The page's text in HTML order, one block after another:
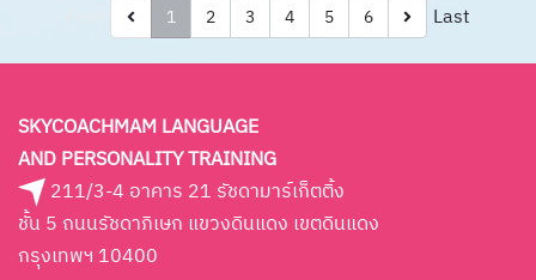
1 2 3 4 5 6 Last
SKYCOACHMAM LANGUAGE
AND PERSONALITY TRAINING
211/3-4 อาคาร 21 รัชดามาร์เก็ตติ้ง
ชั้น 5 ถนนรัชดาภิเษก แขวงดินแดง เขตดินแดง
กรุงเทพฯ 10400